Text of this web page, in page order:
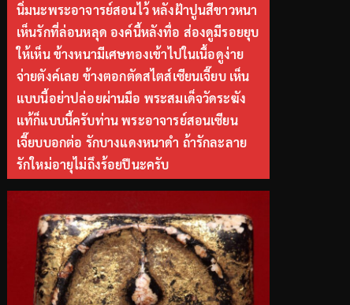
นิ่มนะพระอาจารย์สอนไว้ หลังฝ้าปูนสีขาวหนา
เห็นรักที่ล่อนหลุด องค์นี้หลังทื่อ ส่องดูมีรอยยุบ
ให้เห็น ข้างหนามีเศษทองเข้าไปในเนื้อดูง่าย
จ่ายตังค์เลย ข้างตอกตัดสไตส์เซียนเจี๊ยบ เห็น
แบบนี้อย่าปล่อยผ่านมือ พระสมเด็จวัดระฆัง
แท้ก็แบบนี้ครับท่าน พระอาจารย์สอนเซียน
เจี๊ยบบอกต่อ รักบางแดงหนาดำ ถ้ารักละลาย
รักใหม่อายุไม่ถึงร้อยปีนะครับ